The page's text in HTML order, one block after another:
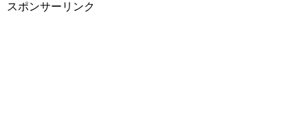
スポンサーリンク